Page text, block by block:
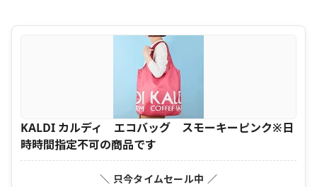
KALDI カルディ エコバッグ スモーキーピンク※日
時時間指定不可の商品です
＼ 只今タイムセール中 ／